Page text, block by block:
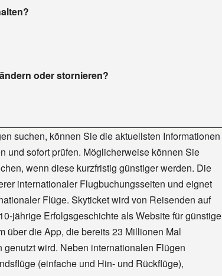
oder stornieren?
suchen, können Sie die aktuellsten Informationen
und sofort prüfen. Möglicherweise können Sie
wenn diese kurzfristig günstiger werden. Die
internationaler Flugbuchungsseiten und eignet
Flüge. Skyticket wird von Reisenden auf
jährige Erfolgsgeschichte als Website für günstige
über die App, die bereits 23 Millionen Mal
wird. Neben internationalen Flügen
(einfache und Hin- und Rückflüge),